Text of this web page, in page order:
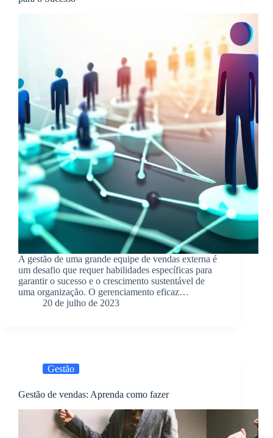
A gestão de uma grande equipe de vendas externa é
um desafio que requer habilidades específicas para
garantir o sucesso e o crescimento sustentável de
uma organização. O gerenciamento eficaz…
20 de julho de 2023
Gestão
Gestão de vendas: Aprenda como fazer